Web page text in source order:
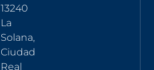
13240
La
Solana,
Ciudad
Real